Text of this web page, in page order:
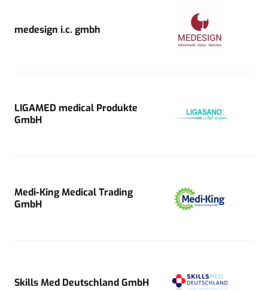
medesign i.c. gmbh
LIGAMED medical Produkte
GmbH
Medi-King Medical Trading
GmbH
Skills Med Deutschland GmbH